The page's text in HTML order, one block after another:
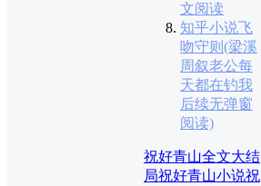
文阅读
知乎小说飞
吻守则(梁溪
周叙老公每
天都在钓我
后续无弹窗
阅读)
祝好青山全文大结
局祝好青山小说祝